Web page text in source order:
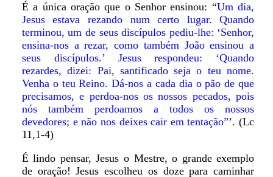
É a única oração que o Senhor ensinou: “Um dia,
Jesus estava rezando num certo lugar. Quando
terminou, um de seus discípulos pediu-lhe: ‘Senhor,
ensina-nos a rezar, como também João ensinou a
seus discípulos.’ Jesus respondeu: ‘Quando
rezardes, dizei: Pai, santificado seja o teu nome.
Venha o teu Reino. Dá-nos a cada dia o pão de que
precisamos, e perdoa-nos os nossos pecados, pois
nós também perdoamos a todos os nossos
devedores; e não nos deixes cair em tentação”’. (Lc
11,1-4)
É lindo pensar, Jesus o Mestre, o grande exemplo
de oração! Jesus escolheu os doze para caminhar